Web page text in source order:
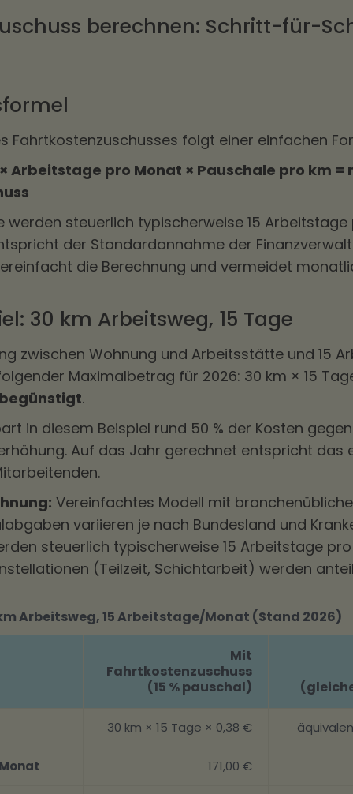
berechnen: Schritt-für-
Fahrtkostenzuschusses folgt einer einfachen
Arbeitstage pro Monat × Pauschale pro km =
werden steuerlich typischerweise 15
der Standardannahme der
die Berechnung und vermeidet
30 km Arbeitsweg, 15 Tage
zwischen Wohnung und Arbeitsstätte und 15
Maximalbetrag für 2026: 30 km × 15
.
in diesem Beispiel rund 50 % der Kosten
Auf das Jahr gerechnet entspricht das
Vereinfachtes Modell mit
variieren je nach Bundesland und
steuerlich typischerweise 15 Arbeitstage
(Teilzeit, Schichtarbeit) werden
Arbeitsweg, 15 Arbeitstage/Monat (Stand 2026)
Mit
Fahrtkostenzuschuss
(15 % pauschal)
30 km × 15 Tage × 0,38 €
171,00 €